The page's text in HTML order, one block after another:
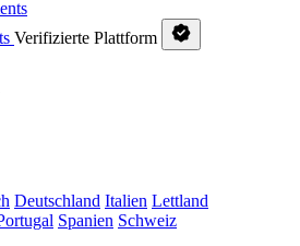
Verifizierte Plattform
Deutschland Italien Lettland
Spanien Schweiz